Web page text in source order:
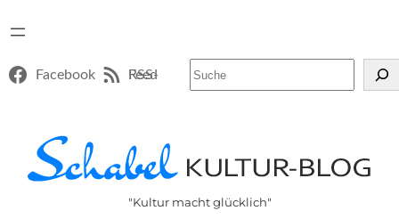
Facebook RSS-Feed
"Kultur macht glücklich"